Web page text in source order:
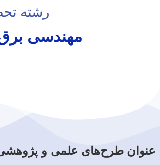
رشته
مهندسی
عنوان طرح‌های علمی و